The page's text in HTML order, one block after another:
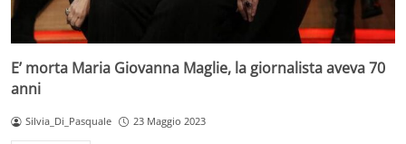
E’ morta Maria Giovanna Maglie, la giornalista aveva 70
anni
Silvia_Di_Pasquale 23 Maggio 2023